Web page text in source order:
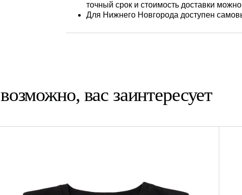
точный срок и стоимость доставки
Для Нижнего Новгорода доступен
возможно, вас заинтересует